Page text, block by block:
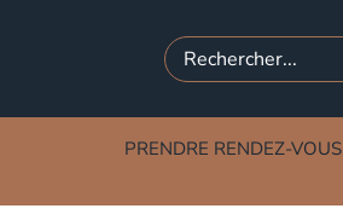
PRENDRE RENDEZ-VOUS